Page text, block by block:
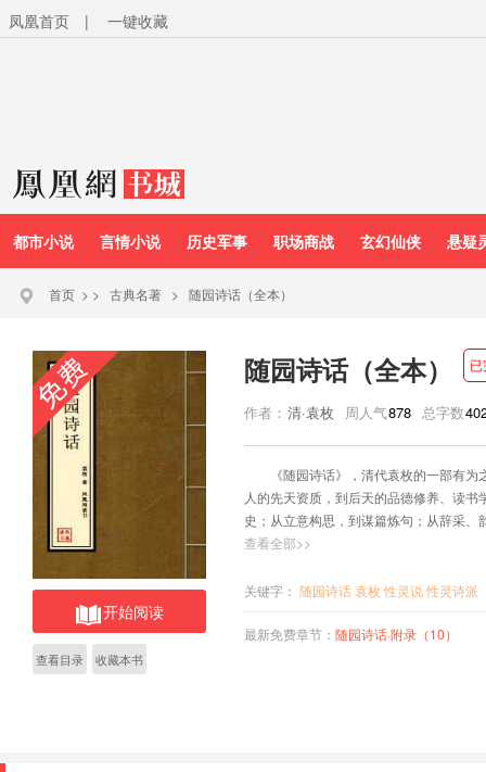
凤凰首页 | 一键收藏
都市小说 言情小说 历史军事 职场商战 玄幻仙侠 悬疑
首页 > > 古典名著 > 随园诗话（全本）
开始阅读
查看目录 收藏本书
随园诗话（全本）
作者： 清·袁枚 周人气878 总字数
《随园诗话》，清代袁枚的一部有
人的先天资质，到后天的品德修养、读
史；从立意构思，到谋篇炼句；从辞采
表现手法和艺术风格，以及诗的修改、
查看全部>>
关键字： 随园诗话 袁枚 性灵说性灵诗派
最新免费章节： 随园诗话·附录（10）